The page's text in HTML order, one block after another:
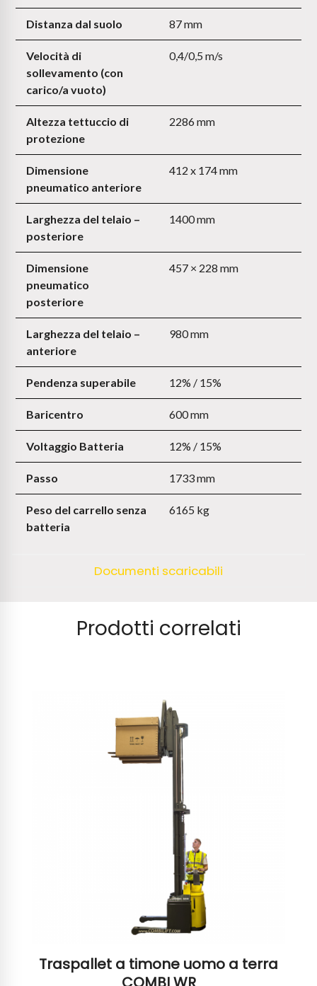
Distanza dal suolo 87 mm
Velocità di
sollevamento (con
carico/a vuoto)
0,4/0,5 m/s
Altezza tettuccio di
protezione
2286 mm
Dimensione
pneumatico anteriore
412 x 174 mm
Larghezza del telaio –
posteriore
1400 mm
Dimensione
pneumatico
posteriore
457 × 228 mm
Larghezza del telaio –
anteriore
980 mm
Pendenza superabile 12% / 15%
Baricentro 600 mm
Voltaggio Batteria 12% / 15%
Passo 1733 mm
Peso del carrello senza
batteria
6165 kg
Documenti scaricabili
Prodotti correlati
Traspallet a timone uomo a terra